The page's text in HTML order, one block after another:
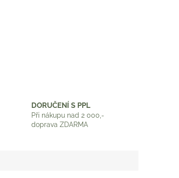
DORUČENÍ S PPL
Při nákupu nad 2 000,-
doprava ZDARMA